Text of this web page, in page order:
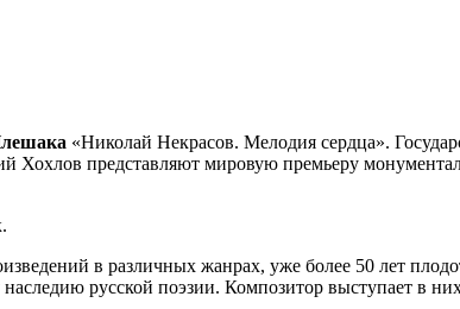
«Николай Некрасов. Мелодия сердца».
представляют мировую премьеру
в различных жанрах, уже более 50 лет
русской поэзии. Композитор выступает в